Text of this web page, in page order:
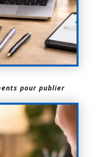
pour publier